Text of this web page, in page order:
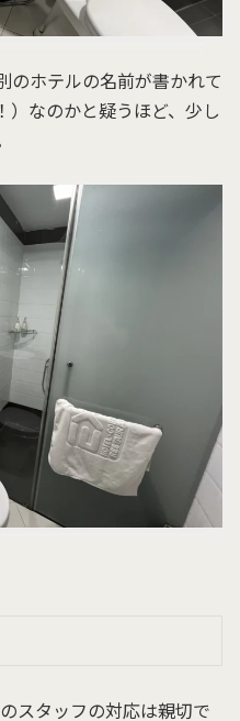
のホテルの名前が書かれて
）なのかと疑うほど、少し
スタッフの対応は親切で